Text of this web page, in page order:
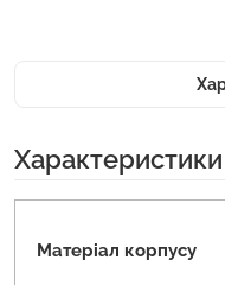
Характеристики
Матеріал корпусу